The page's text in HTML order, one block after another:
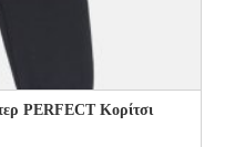
PERFECT Kορίτσι